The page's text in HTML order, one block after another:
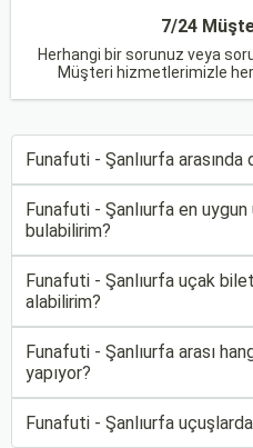
7/24
Herhangi bir sorunuz veya
Müşteri hizmetlerimizle
Funafuti - Şanlıurfa arasında
Funafuti - Şanlıurfa en
bulabilirim?
Funafuti - Şanlıurfa uçak
alabilirim?
Funafuti - Şanlıurfa arası
yapıyor?
Funafuti - Şanlıurfa